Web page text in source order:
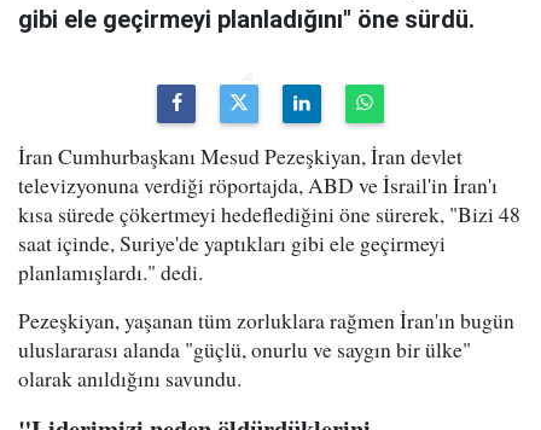
gibi ele geçirmeyi planladığını" öne sürdü.
İran Cumhurbaşkanı Mesud Pezeşkiyan, İran devlet
televizyonuna verdiği röportajda, ABD ve İsrail'in İran'ı
kısa sürede çökertmeyi hedeflediğini öne sürerek, "Bizi 48
saat içinde, Suriye'de yaptıkları gibi ele geçirmeyi
planlamışlardı." dedi.
Pezeşkiyan, yaşanan tüm zorluklara rağmen İran'ın bugün
uluslararası alanda "güçlü, onurlu ve saygın bir ülke"
olarak anıldığını savundu.